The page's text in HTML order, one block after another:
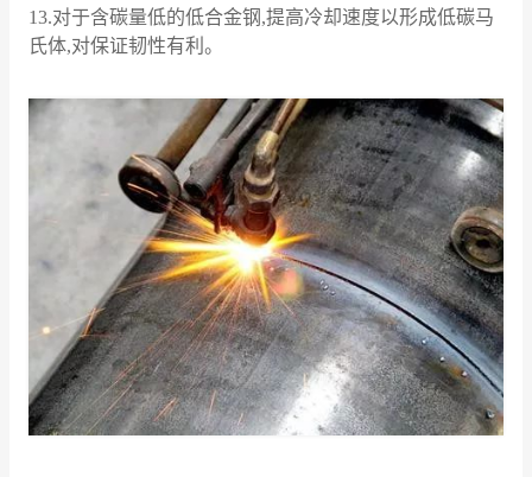
13.对于含碳量低的低合金钢,提高冷却速度以形成低碳马
氏体,对保证韧性有利。